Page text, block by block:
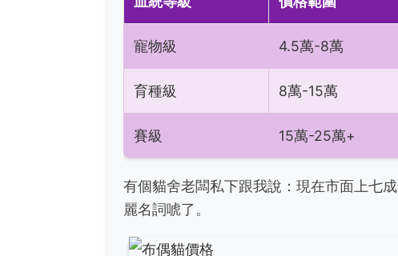
寵物級 4.5萬-8萬
育種級 8萬-15萬
賽級 15萬-25萬+
有個貓舍老闆私下跟我說：現在市面上七
麗名詞唬了。